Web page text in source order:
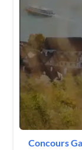
Concours